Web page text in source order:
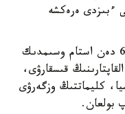
ءبىزدى ەرەكشە
جالپى سوڭعى ءۇش عاسىردا الەمدە 600 دەن استام وسىمدىك
قىسقارۋى،
كليماتتىڭ وزگەرۋى
بولعان.